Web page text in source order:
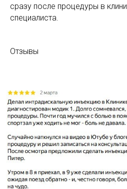
сразу после процедуры в
специалиста.
Отзывы